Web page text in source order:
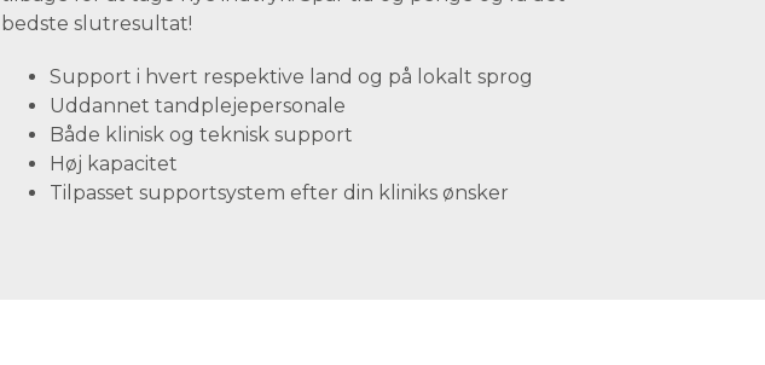
bedste slutresultat!
Support i hvert respektive land og på lokalt sprog
Uddannet tandplejepersonale
Både klinisk og teknisk support
Høj kapacitet
Tilpasset supportsystem efter din kliniks ønsker